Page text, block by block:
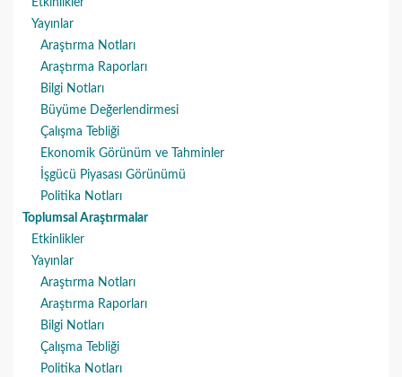
Etkinlikler
Yayınlar
Araştırma Notları
Araştırma Raporları
Bilgi Notları
Büyüme Değerlendirmesi
Çalışma Tebliği
Ekonomik Görünüm ve Tahminler
İşgücü Piyasası Görünümü
Politika Notları
Toplumsal Araştırmalar
Etkinlikler
Yayınlar
Araştırma Notları
Araştırma Raporları
Bilgi Notları
Çalışma Tebliği
Politika Notları